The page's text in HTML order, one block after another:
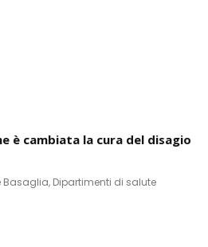
è cambiata la cura del disagio
Dipartimenti di salute